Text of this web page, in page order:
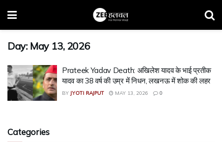
Day: May 13, 2026
Prateek Yadav Death: अखिलेश यादव के भाई प्रतीक
यादव का 38 वर्ष की उम्र में निधन, लखनऊ में शोक की लहर
BY JYOTI RAJPUT MAY 13, 2026 0
Categories